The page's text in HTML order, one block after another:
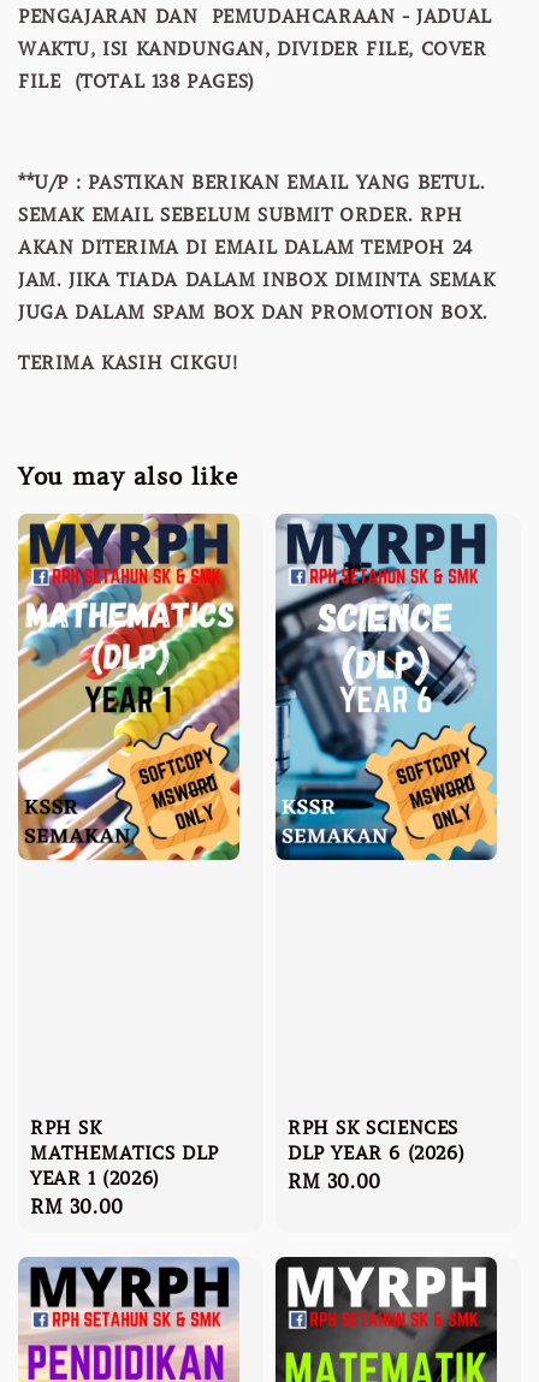
PENGAJARAN DAN PEMUDAHCARAAN - JADUAL
WAKTU, ISI KANDUNGAN, DIVIDER FILE, COVER
FILE (TOTAL 138 PAGES)
**U/P : PASTIKAN BERIKAN EMAIL YANG BETUL.
SEMAK EMAIL SEBELUM SUBMIT ORDER. RPH
AKAN DITERIMA DI EMAIL DALAM TEMPOH 24
JAM. JIKA TIADA DALAM INBOX DIMINTA SEMAK
JUGA DALAM SPAM BOX DAN PROMOTION BOX.
TERIMA KASIH CIKGU!
You may also like
RPH SK
MATHEMATICS DLP
YEAR 1 (2026)
Regular
RM 30.00
RPH SK SCIENCES
DLP YEAR 6 (2026)
Regular
RM 30.00